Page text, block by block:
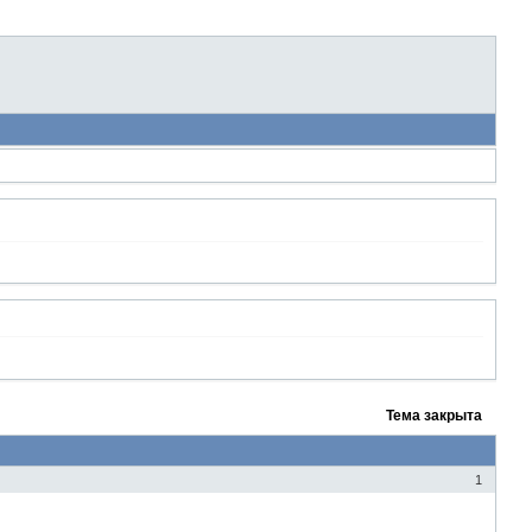
Тема закрыта
1